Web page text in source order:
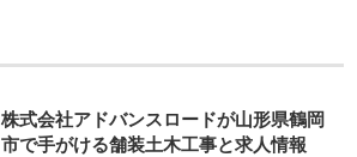
株式会社アドバンスロードが山形県鶴岡
市で手がける舗装土木工事と求人情報